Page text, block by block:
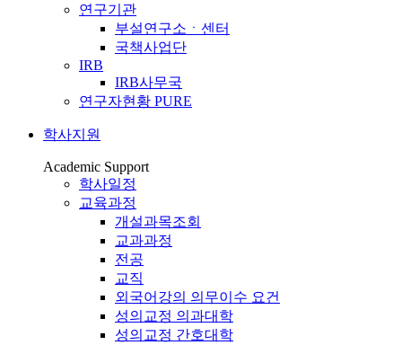
연구기관
부설연구소ㆍ센터
국책사업단
IRB
IRB사무국
연구자현황 PURE
학사지원
Academic Support
학사일정
교육과정
개설과목조회
교과과정
전공
교직
외국어강의 의무이수 요건
성의교정 의과대학
성의교정 간호대학